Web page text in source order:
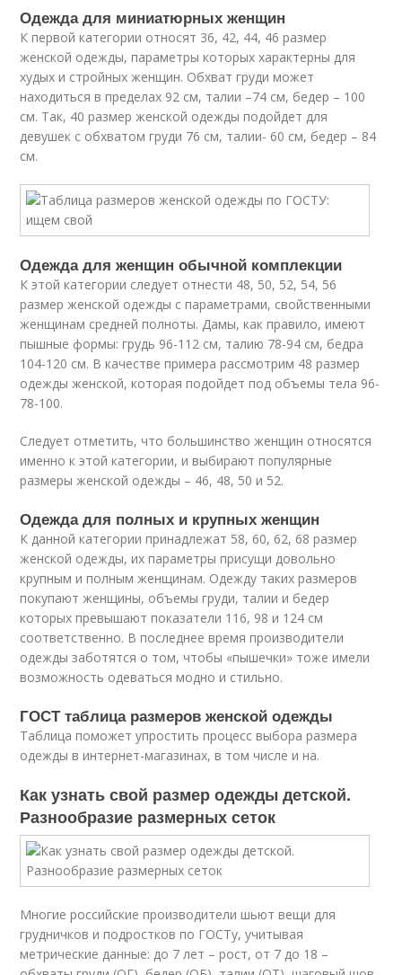
Одежда для миниатюрных женщин
К первой категории относят 36, 42, 44, 46 размер
женской одежды, параметры которых характерны для
худых и стройных женщин. Обхват груди может
находиться в пределах 92 см, талии –74 см, бедер – 100
см. Так, 40 размер женской одежды подойдет для
девушек с обхватом груди 76 см, талии- 60 см, бедер – 84
см.
Одежда для женщин обычной комплекции
К этой категории следует отнести 48, 50, 52, 54, 56
размер женской одежды с параметрами, свойственными
женщинам средней полноты. Дамы, как правило, имеют
пышные формы: грудь 96-112 см, талию 78-94 см, бедра
104-120 см. В качестве примера рассмотрим 48 размер
одежды женской, которая подойдет под объемы тела 96-
78-100.
Следует отметить, что большинство женщин относятся
именно к этой категории, и выбирают популярные
размеры женской одежды – 46, 48, 50 и 52.
Одежда для полных и крупных женщин
К данной категории принадлежат 58, 60, 62, 68 размер
женской одежды, их параметры присущи довольно
крупным и полным женщинам. Одежду таких размеров
покупают женщины, объемы груди, талии и бедер
которых превышают показатели 116, 98 и 124 см
соответственно. В последнее время производители
одежды заботятся о том, чтобы «пышечки» тоже имели
возможность одеваться модно и стильно.
ГОСТ таблица размеров женской одежды
Таблица поможет упростить процесс выбора размера
одежды в интернет-магазинах, в том числе и на.
Как узнать свой размер одежды детской.
Разнообразие размерных сеток
Многие российские производители шьют вещи для
грудничков и подростков по ГОСТу, учитывая
метрические данные: до 7 лет – рост, от 7 до 18 –